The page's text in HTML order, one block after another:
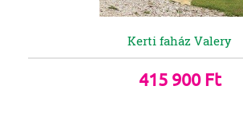
Kerti faház Valery
415 900 Ft